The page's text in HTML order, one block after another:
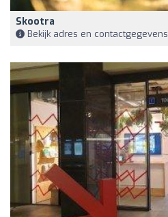
Skootra
Bekijk adres en contactgegevens